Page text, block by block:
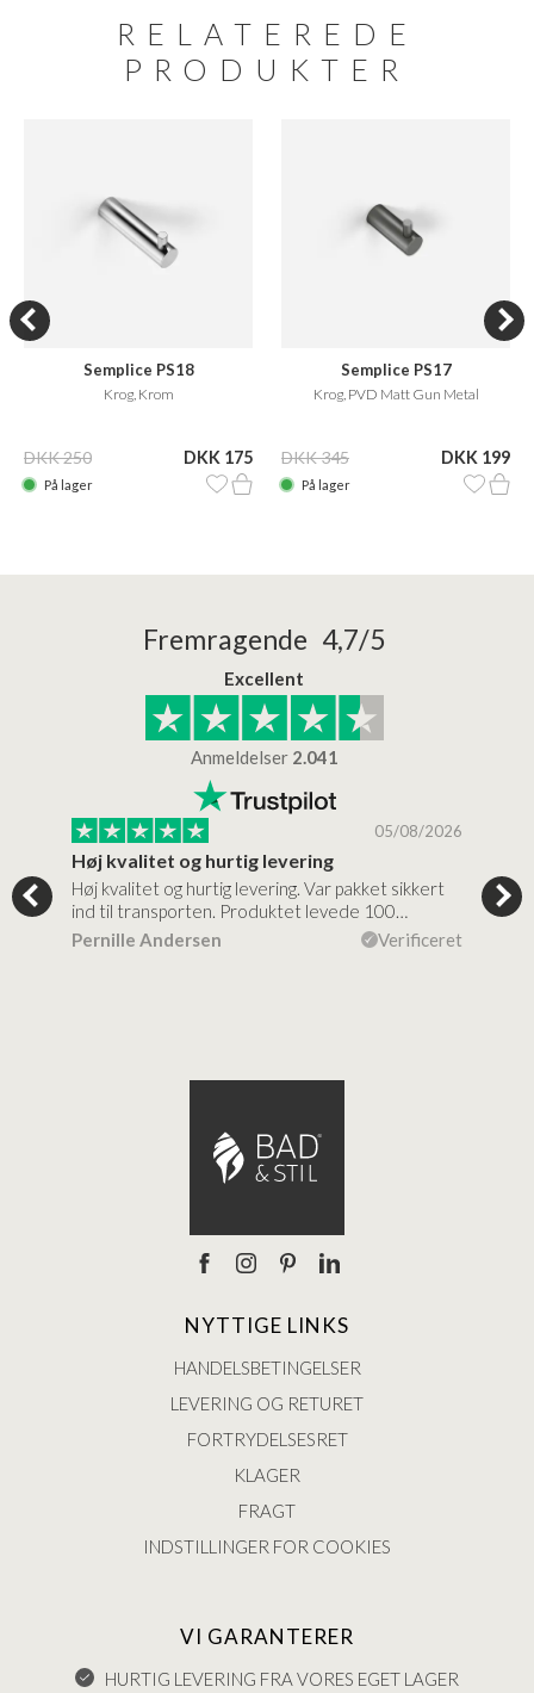
RELATEREDE
PRODUKTER
Semplice PS18
Krog, Krom
DKK 250 DKK 175
På lager
Semplice PS17
Krog, PVD Matt Gun Metal
DKK 345 DKK 199
På lager
Fremragende 4,7/5
Excellent
Anmeldelser 2.041
05/08/2026
Høj kvalitet og hurtig levering
Høj kvalitet og hurtig levering. Var pakket sikkert
ind til transporten. Produktet levede 100…
Pernille Andersen
Verificeret
NYTTIGE LINKS
HANDELSBETINGELSER
LEVERING OG RETURET
FORTRYDELSESRET
KLAGER
FRAGT
INDSTILLINGER FOR COOKIES
VI GARANTERER
HURTIG LEVERING FRA VORES EGET LAGER